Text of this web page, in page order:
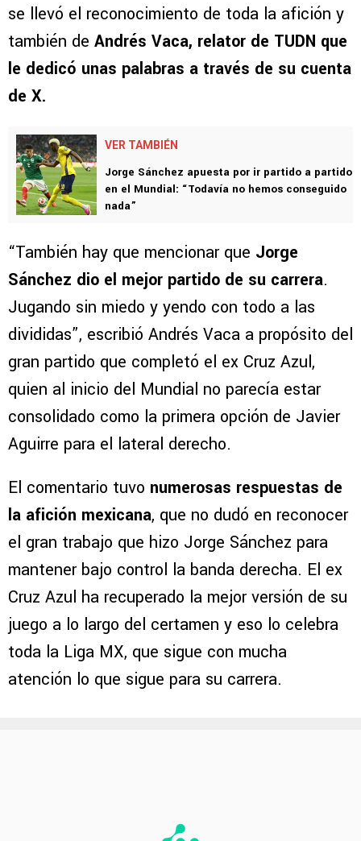
se llevó el reconocimiento de toda la afición y
también de Andrés Vaca, relator de TUDN que
le dedicó unas palabras a través de su cuenta
de X.
VER TAMBIÉN
Jorge Sánchez apuesta por ir partido a partido
en el Mundial: “Todavía no hemos conseguido
nada”
“También hay que mencionar que Jorge
Sánchez dio el mejor partido de su carrera.
Jugando sin miedo y yendo con todo a las
divididas”, escribió Andrés Vaca a propósito del
gran partido que completó el ex Cruz Azul,
quien al inicio del Mundial no parecía estar
consolidado como la primera opción de Javier
Aguirre para el lateral derecho.
El comentario tuvo numerosas respuestas de
la afición mexicana, que no dudó en reconocer
el gran trabajo que hizo Jorge Sánchez para
mantener bajo control la banda derecha. El ex
Cruz Azul ha recuperado la mejor versión de su
juego a lo largo del certamen y eso lo celebra
toda la Liga MX, que sigue con mucha
atención lo que sigue para su carrera.